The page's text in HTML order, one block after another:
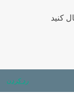
رد کردن
کنید